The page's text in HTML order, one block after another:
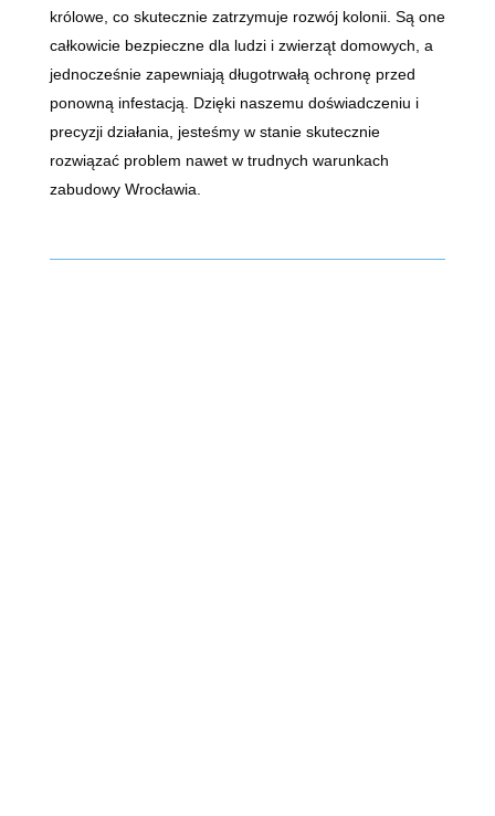
królowe, co skutecznie zatrzymuje rozwój kolonii. Są one
całkowicie bezpieczne dla ludzi i zwierząt domowych, a
jednocześnie zapewniają długotrwałą ochronę przed
ponowną infestacją. Dzięki naszemu doświadczeniu i
precyzji działania, jesteśmy w stanie skutecznie
rozwiązać problem nawet w trudnych warunkach
zabudowy Wrocławia.